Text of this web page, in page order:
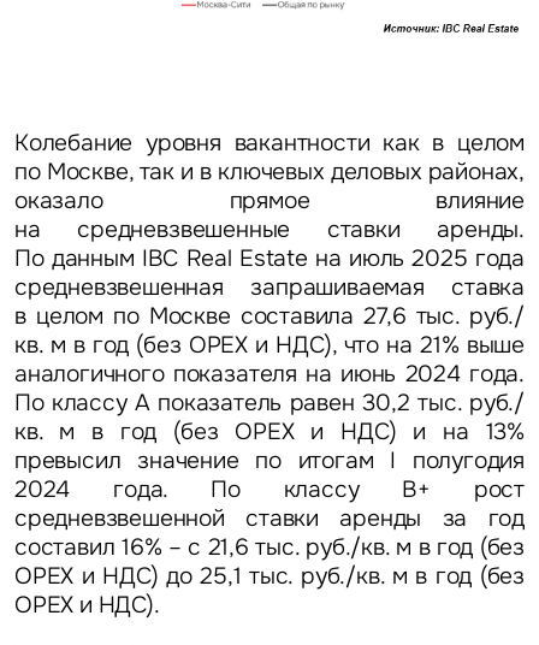
Колебание уровня вакантности как в целом
по Москве, так и в ключевых деловых районах,
оказало прямое влияние
на средневзвешенные ставки аренды.
По данным IBC Real Estate на июль 2025 года
средневзвешенная запрашиваемая ставка
в целом по Москве составила 27,6 тыс. руб./
кв. м в год (без OPEX и НДС), что на 21% выше
аналогичного показателя на июнь 2024 года.
По классу А показатель равен 30,2 тыс. руб./
кв. м в год (без OPEX и НДС) и на 13%
превысил значение по итогам I полугодия
2024 года. По классу В+ рост
средневзвешенной ставки аренды за год
составил 16% – с 21,6 тыс. руб./кв. м в год (без
OPEX и НДС) до 25,1 тыс. руб./кв. м в год (без
OPEX и НДС).